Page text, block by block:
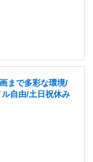
まで多彩な環境/
自由/土日祝休み